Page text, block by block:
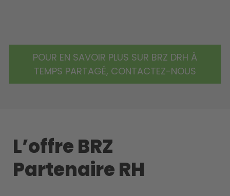
POUR EN SAVOIR PLUS SUR BRZ DRH À
TEMPS PARTAGÉ, CONTACTEZ-NOUS
L’offre BRZ
Partenaire RH